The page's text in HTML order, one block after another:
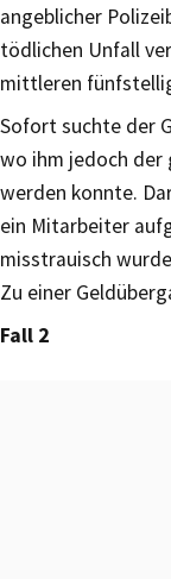
angeblicher
tödlichen Unfall
mittleren
Sofort suchte der
wo ihm jedoch
werden konnte.
ein Mitarbeiter
misstrauisch
Zu einer
Fall 2